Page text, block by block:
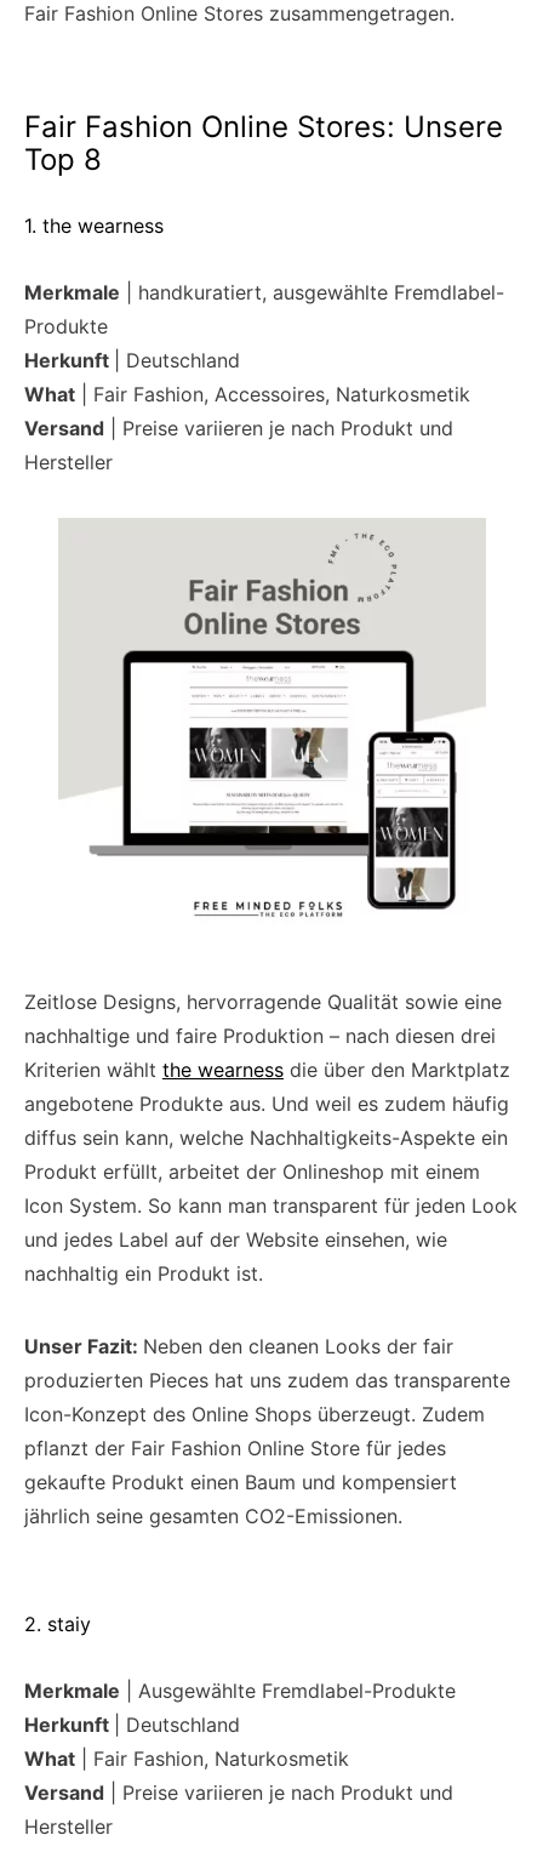
Fair Fashion Online Stores zusammengetragen.
Fair Fashion Online Stores: Unsere
Top 8
1. the wearness
Merkmale | handkuratiert, ausgewählte Fremdlabel-
Produkte
Herkunft
| Deutschland
What | Fair Fashion, Accessoires, Naturkosmetik
Versand | Preise variieren je nach Produkt und
Hersteller
Zeitlose Designs, hervorragende Qualität sowie eine
nachhaltige und faire Produktion – nach diesen drei
Kriterien wählt the wearness die über den Marktplatz
angebotene Produkte aus. Und weil es zudem häufig
diffus sein kann, welche Nachhaltigkeits-Aspekte ein
Produkt erfüllt, arbeitet der Onlineshop mit einem
Icon System. So kann man transparent für jeden Look
und jedes Label auf der Website einsehen, wie
nachhaltig ein Produkt ist.
Unser Fazit: Neben den cleanen Looks der fair
produzierten Pieces hat uns zudem das transparente
Icon-Konzept des Online Shops überzeugt. Zudem
pflanzt der Fair Fashion Online Store für jedes
gekaufte Produkt einen Baum und kompensiert
jährlich seine gesamten CO2-Emissionen.
2. staiy
Merkmale | Ausgewählte Fremdlabel-Produkte
Herkunft
| Deutschland
What | Fair Fashion, Naturkosmetik
Versand | Preise variieren je nach Produkt und
Hersteller